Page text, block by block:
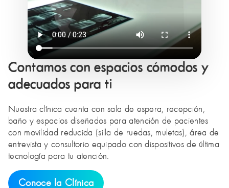
Contamos con espacios cómodos y
adecuados para ti
Nuestra clínica cuenta con sala de espera, recepción,
baño y espacios diseñados para atención de pacientes
con movilidad reducida (silla de ruedas, muletas), área de
entrevista y consultorio equipado con dispositivos de última
tecnología para tu atención.
Conoce la Clínica